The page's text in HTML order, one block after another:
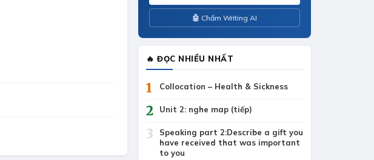
🤖 Chấm Writing AI
🔥 ĐỌC NHIỀU NHẤT
1 Collocation – Health & Sickness
2 Unit 2: nghe map (tiếp)
3
Speaking part 2:Describe a gift you
have received that was important
to you